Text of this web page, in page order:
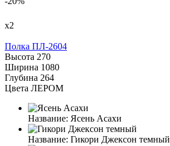
х2
Полка ПЛ-2604
Высота 270
Ширина 1080
Глубина 264
Цвета ЛЕРОМ
Название: Ясень Асахи
Название: Гикори Джексон темный